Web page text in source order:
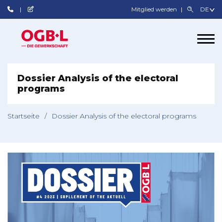
Mitglied werden
Dossier Analysis of the electoral
programs
Startseite / Dossier Analysis of the electoral programs